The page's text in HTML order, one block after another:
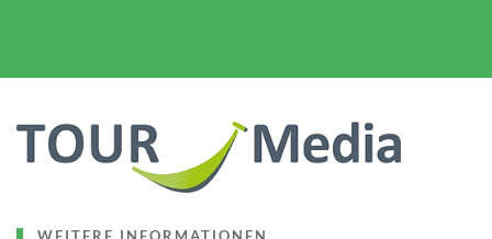
WEITERE INFORMATIONEN